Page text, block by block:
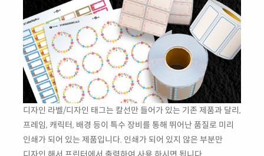
디자인 라벨/디자인 태그는 칼선만 들어가 있는 기존 제품과 달리,
프레임, 캐릭터, 배경 등이 특수 장비를 통해 뛰어난 품질로 미리
인쇄가 되어 있는 제품입니다. 인쇄가 되어 있지 않은 부분만